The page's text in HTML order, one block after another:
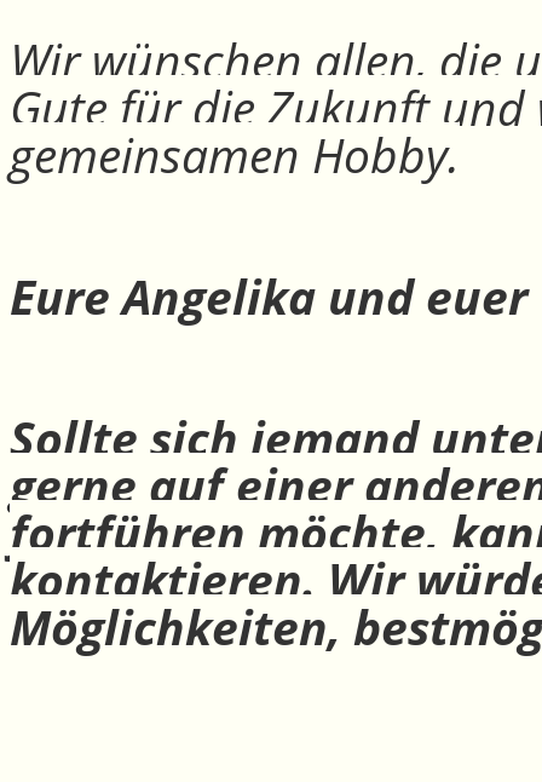
Wir wünschen allen, die
Gute für die Zukunft
gemeinsamen Hobby.
Eure Angelika und
Sollte sich jemand
gerne auf einer
fortführen möchte,
kontaktieren. Wir
Möglichkeiten,